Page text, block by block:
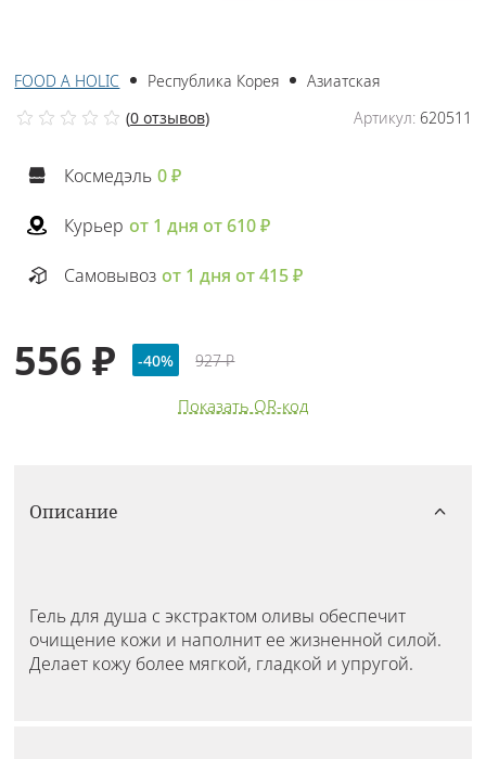
FOOD A HOLIC Республика Корея
Азиатская
Артикул:620511
(0 отзывов)
Космедэль 0 ₽
Курьер от 1 дня от 610 ₽
Самовывоз от 1 дня от 415 ₽
556 ₽ -40% 927 ₽
Показать QR-код
Описание
Гель для душа с экстрактом оливы обеспечит
очищение кожи и наполнит ее жизненной силой.
Делает кожу более мягкой, гладкой и упругой.